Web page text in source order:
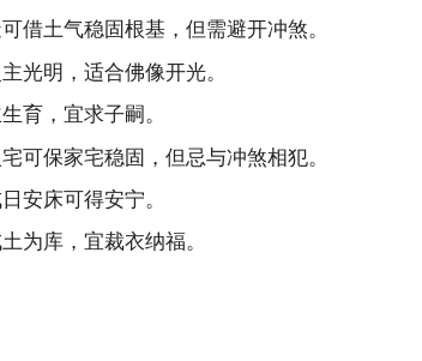
借土气稳固根基，但需避开冲煞。
光明，适合佛像开光。
育，宜求子嗣。
可保家宅稳固，但忌与冲煞相犯。
安床可得安宁。
为库，宜裁衣纳福。